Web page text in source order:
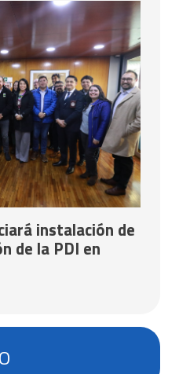
instalación de
de la PDI en